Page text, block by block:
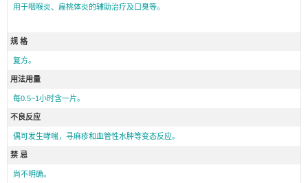
用于咽喉炎、扁桃体炎的辅助治疗及口臭等。
规 格
复方。
用法用量
每0.5~1小时含一片。
不良反应
偶可发生哮喘，寻麻疹和血管性水肿等变态反应。
禁 忌
尚不明确。